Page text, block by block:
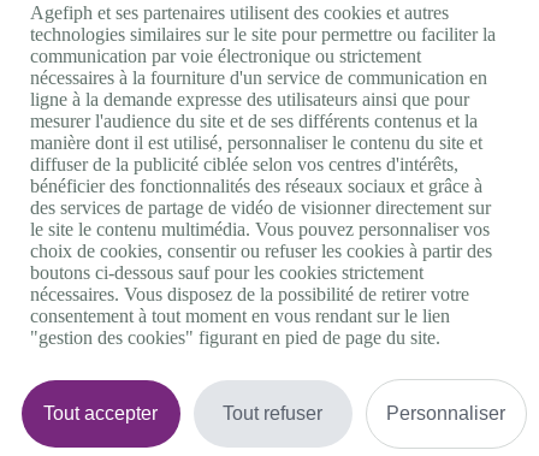
Nos autres sites
Site portail Agefiph
Activateur de progrès
Handinnov
Innovation et recherche
Université du RRH
Service AppuiPro
Nous suivre
Youtube
Linkedin
Facebook
Twitter
0 800 11 10 09Services & appel gratuitsDe 9h à 18h.
Nous contacter
Plateforme de mise en contact LSF
Agefiph et ses partenaires utilisent des cookies et autres
technologies similaires sur le site pour permettre ou faciliter la
communication par voie électronique ou strictement
nécessaires à la fourniture d'un service de communication en
ligne à la demande expresse des utilisateurs ainsi que pour
mesurer l'audience du site et de ses différents contenus et la
manière dont il est utilisé, personnaliser le contenu du site et
diffuser de la publicité ciblée selon vos centres d'intérêts,
bénéficier des fonctionnalités des réseaux sociaux et grâce à
des services de partage de vidéo de visionner directement sur
le site le contenu multimédia. Vous pouvez personnaliser vos
choix de cookies, consentir ou refuser les cookies à partir des
boutons ci-dessous sauf pour les cookies strictement
nécessaires. Vous disposez de la possibilité de retirer votre
consentement à tout moment en vous rendant sur le lien
"gestion des cookies" figurant en pied de page du site.
Tout accepter Tout refuser Personnaliser